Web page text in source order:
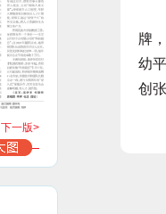
下一版>
四
牌
幼
创
省